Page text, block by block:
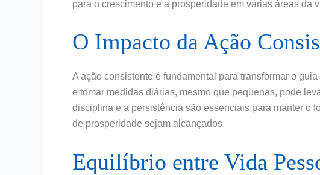
para o crescimento e a prosperidade em várias áreas da
O Impacto da Ação
A ação consistente é fundamental para transformar o
e tomar medidas diárias, mesmo que pequenas, pode
disciplina e a persistência são essenciais para manter o
de prosperidade sejam alcançados.
Equilíbrio entre Vida